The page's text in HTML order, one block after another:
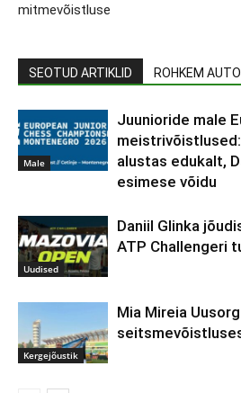
mitmevõistluse
SEOTUD ARTIKLID ROHKEM
Male
Juunioride male
alustas edukalt,
esimese võidu
Uudised
Daniil Glinka
ATP Challengeri
Kergejõustik
Mia Mireia